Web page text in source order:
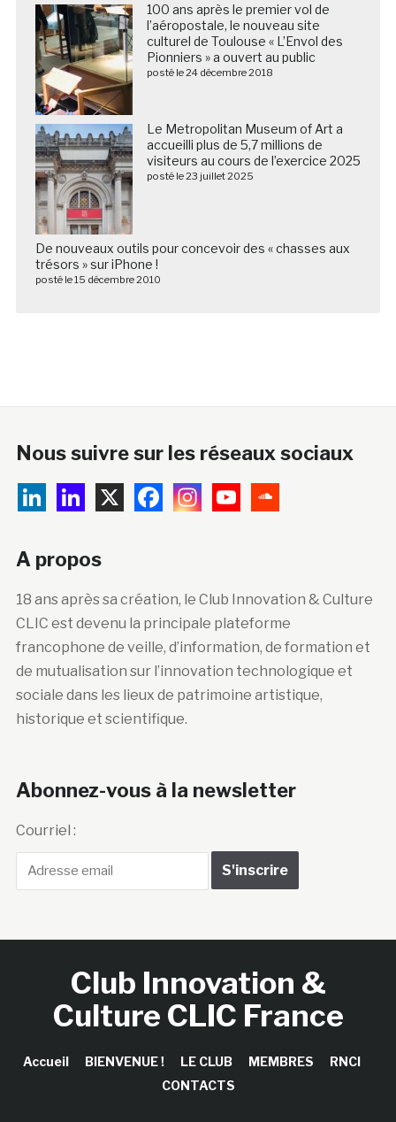
100 ans après le premier vol de
l’aéropostale, le nouveau site
culturel de Toulouse « L’Envol des
Pionniers » a ouvert au public
posté le 24 décembre 2018
Le Metropolitan Museum of Art a
accueilli plus de 5,7 millions de
visiteurs au cours de l’exercice 2025
posté le 23 juillet 2025
De nouveaux outils pour concevoir des « chasses aux
trésors » sur iPhone !
posté le 15 décembre 2010
Nous suivre sur les réseaux sociaux
A propos
18 ans après sa création, le Club Innovation & Culture
CLIC est devenu la principale plateforme
francophone de veille, d’information, de formation et
de mutualisation sur l’innovation technologique et
sociale dans les lieux de patrimoine artistique,
historique et scientifique.
Abonnez-vous à la newsletter
Courriel :
Club Innovation &
Culture CLIC France
Accueil BIENVENUE ! LE CLUB MEMBRES
RNCI
CONTACTS